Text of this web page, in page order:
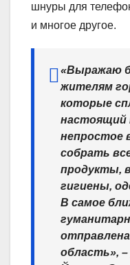
шнуры для
и многое другое.
«Выражаю
жителям
которые
настоящий
непростое
собрать
продукты,
гигиены,
В самое
область», –